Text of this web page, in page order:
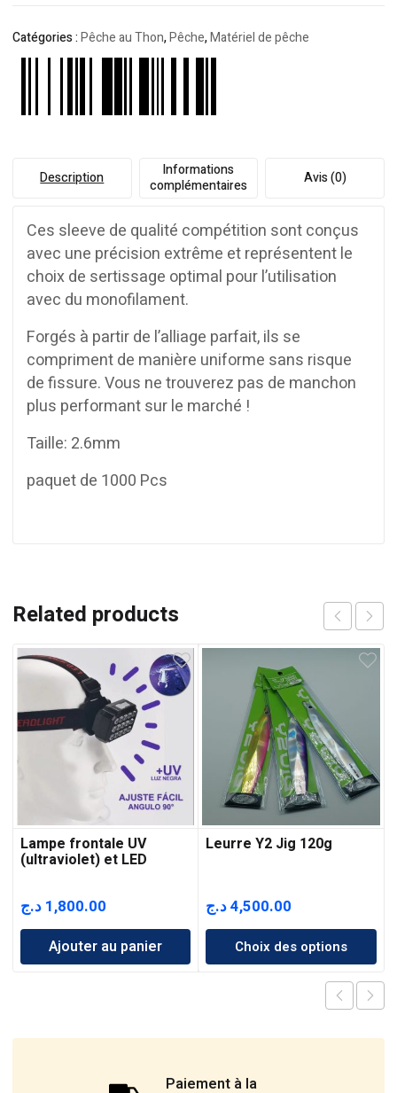
Catégories :Pêche au Thon,Pêche,Matériel de pêche
Description
Informations
complémentaires
Avis (0)
Ces sleeve de qualité compétition sont conçus
avec une précision extrême et représentent le
choix de sertissage optimal pour l’utilisation
avec du monofilament.
Forgés à partir de l’alliage parfait, ils se
compriment de manière uniforme sans risque
de fissure. Vous ne trouverez pas de manchon
plus performant sur le marché !
Taille: 2.6mm
paquet de 1000 Pcs
Related products
Lampe frontale UV
(ultraviolet) et LED
1,800.00 د.ج
Ajouter au panier
Leurre Y2 Jig 120g
4,500.00د.ج
Choix des options
Paiement à la